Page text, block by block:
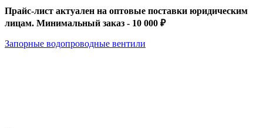
Прайс-лист актуален на оптовые поставки юридическим
лицам. Минимальный заказ - 10 000 ₽
Запорные водопроводные вентили